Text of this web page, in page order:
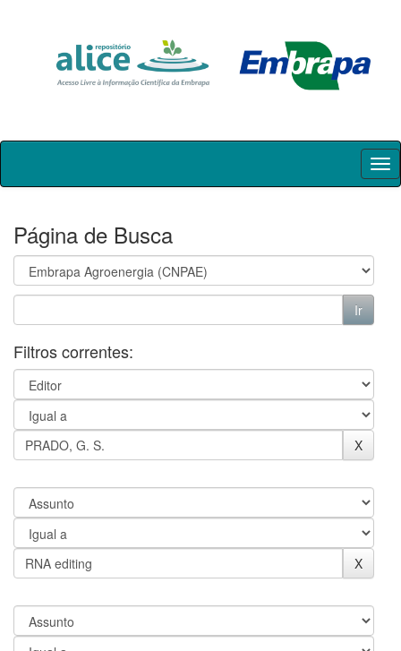
Skip
Página de Busca
Filtros correntes: